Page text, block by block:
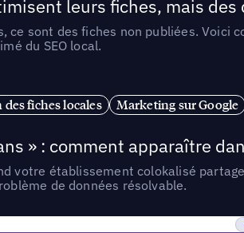
leurs fiches, mais
ce sont des fiches non publiées.
du SEO local.
fiches locales Marketing sur Google
» : comment apparaître
votre établissement colokalisé
de données résolvable.